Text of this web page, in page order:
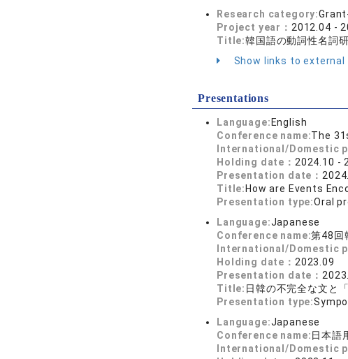
Research category:
Project year： 2012.04 -
Title:韓国語の動詞性名詞
Show links to external
Presentations
Language: English
Conference name:The
International/Domestic
Holding date： 2024.10 -
Presentation date：
Title: How are Events
Presentation type:Oral
Language:Japanese
Conference name:第48回
International/Domestic
Holding date： 2023.09
Presentation date：
Title: 日韓の不完全な文と
Presentation type:
Language:Japanese
Conference name:日本語
International/Domestic